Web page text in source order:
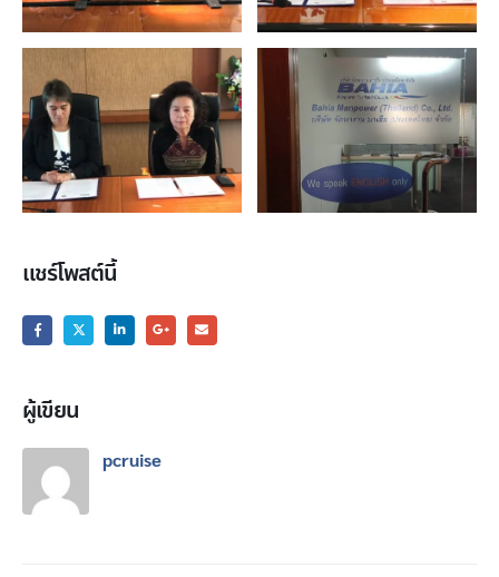
แชร์โพสต์นี้
ผู้เขียน
pcruise